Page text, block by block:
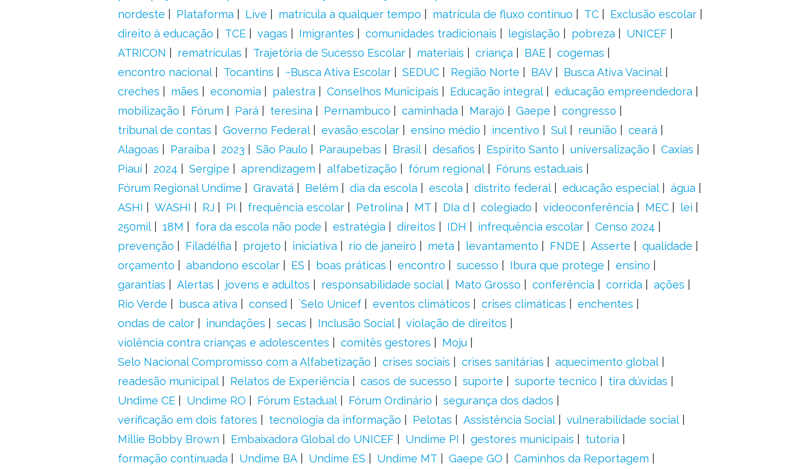
nordeste
Plataforma Live matrícula a qualquer tempo matrícula de fluxo contínuo TC
Exclusão escolar
direito à educação
TCE vagas Imigrantes comunidades tradicionais legislação pobreza
UNICEF
ATRICON
rematrículas Trajetória de Sucesso Escolar materiais criança BAE
cogemas
encontro nacional
Tocantins ~Busca Ativa Escolar SEDUC Região Norte BAV
Busca Ativa Vacinal
creches
mães economia palestra Conselhos Municipais Educação integral
educação empreendedora
mobilização
Fórum Pará teresina Pernambuco caminhada Marajó Gaepe
congresso
tribunal de contas
Governo Federal evasão escolar ensino médio incentivo Sul reunião
ceará
Alagoas
Paraíba 2023 São Paulo Paraupebas Brasil desafios Espírito Santo universalização
Caxias
Piauí
2024 Sergipe aprendizagem alfabetização fórum regional
Fóruns estaduais
Fórum Regional Undime
Gravatá Belém dia da escola escola distrito federal educação especial
água
ASHI
WASHI RJ PI frequência escolar Petrolina MT DIa d colegiado videoconferência MEC
lei
250mil
18M fora da escola não pode estratégia direitos IDH infrequência escolar
Censo 2024
prevenção
Filadélfia projeto iniciativa rio de janeiro meta levantamento FNDE Asserte
qualidade
orçamento
abandono escolar ES boas práticas encontro sucesso Ibura que protege
ensino
garantias
Alertas jovens e adultos responsabilidade social Mato Grosso conferência corrida
ações
Rio Verde
busca ativa consed ´Selo Unicef eventos climáticos crises climáticas
enchentes
ondas de calor
inundações secas Inclusão Social
violação de direitos
violência contra crianças e adolescentes
comitês gestores
Moju
Selo Nacional Compromisso com a Alfabetização
crises sociais crises sanitárias
aquecimento global
readesão municipal
Relatos de Experiência casos de sucesso suporte suporte tecnico
tira dúvidas
Undime CE
Undime RO Fórum Estadual Fórum Ordinário
segurança dos dados
verificação em dois fatores
tecnologia da informação Pelotas Assistência Social
vulnerabilidade social
Millie Bobby Brown
Embaixadora Global do UNICEF Undime PI gestores municipais
tutoria
formação continuada
Undime BA Undime ES Undime MT Gaepe GO
Caminhos da Reportagem